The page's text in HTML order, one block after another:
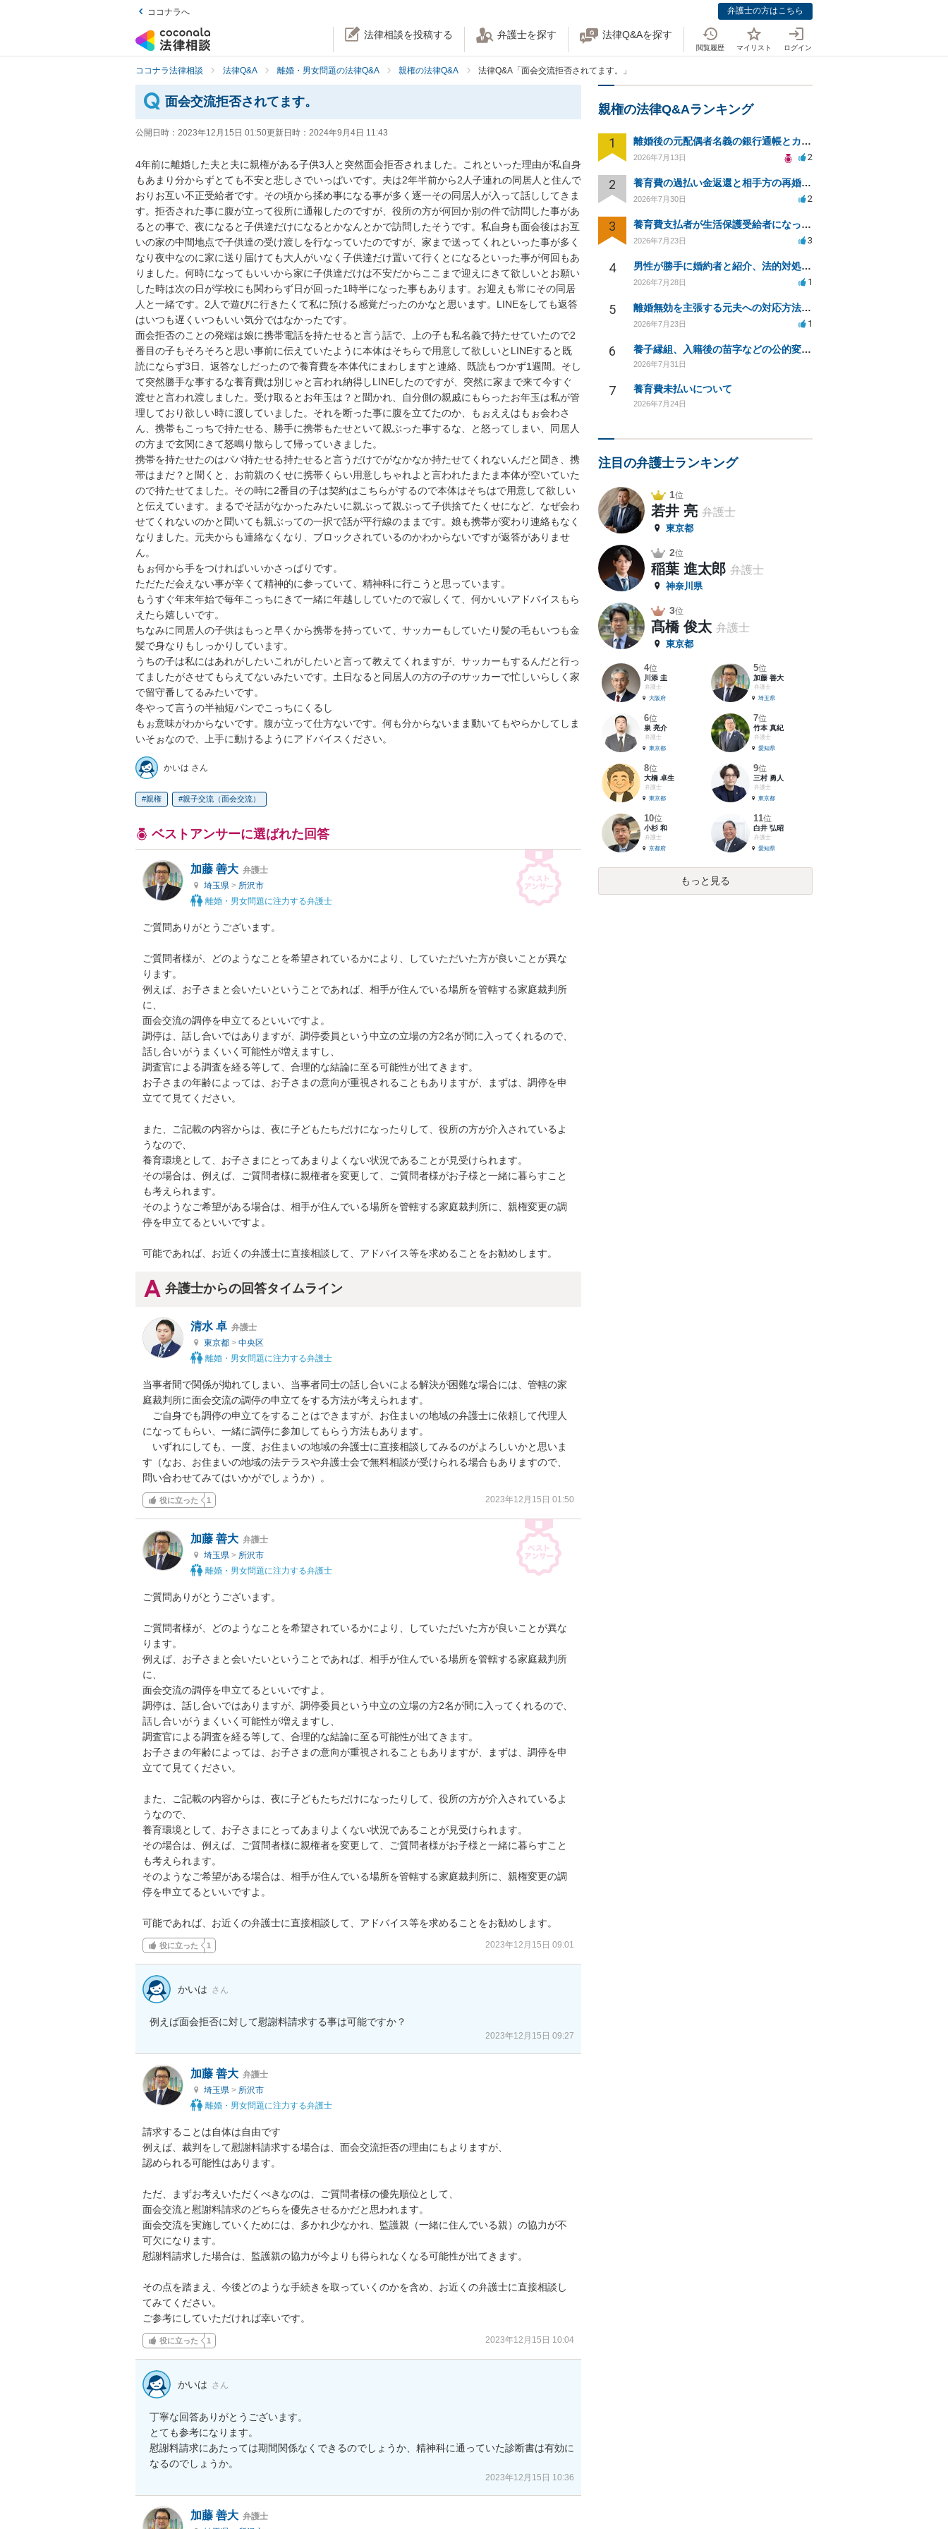
ココナラへ 弁護士の方はこちら
法律相談を投稿する 弁護士を探す 法律Q&Aを探す
閲覧履歴 マイリスト ログイン
ココナラ法律相談 法律Q&A 離婚・男女問題の法律Q&A 親権の法律Q&A 法律Q&A「面会交流拒否されてます。」
面会交流拒否されてます。
公開日時： 2023年12月15日 01:50更新日時： 2024年9月4日 11:43
4年前に離婚した夫と夫に親権がある子供3人と突然面会拒否されました。これといった理由が私自身
もあまり分からずとても不安と悲しさでいっぱいです。夫は2年半前から2人子連れの同居人と住んで
おりお互い不正受給者です。その頃から揉め事になる事が多く逐一その同居人が入って話ししてきま
す。拒否された事に腹が立って役所に通報したのですが、役所の方が何回か別の件で訪問した事があ
るとの事で、夜になると子供達だけになるとかなんとかで訪問したそうです。私自身も面会後はお互
いの家の中間地点で子供達の受け渡しを行なっていたのですが、家まで送ってくれといった事が多く
なり夜中なのに家に送り届けても大人がいなく子供達だけ置いて行くとになるといった事が何回もあ
りました。何時になってもいいから家に子供達だけは不安だからここまで迎えにきて欲しいとお願い
した時は次の日が学校にも関わらず日が回った1時半になった事もあります。お迎えも常にその同居
人と一緒です。2人で遊びに行きたくて私に預ける感覚だったのかなと思います。LINEをしても返答
はいつも遅くいつもいい気分ではなかったです。
面会拒否のことの発端は娘に携帯電話を持たせると言う話で、上の子も私名義で持たせていたので2
番目の子もそろそろと思い事前に伝えていたように本体はそちらで用意して欲しいとLINEすると既
読にならず3日、返答なしだったので養育費を本体代にまわしますと連絡、既読もつかず1週間。そし
て突然勝手な事するな養育費は別じゃと言われ納得しLINEしたのですが、突然に家まで来て今すぐ
渡せと言われ渡しました。受け取るとお年玉は？と聞かれ、自分側の親戚にもらったお年玉は私が管
理しており欲しい時に渡していました。それを断った事に腹を立てたのか、もぉええはもぉ会わさ
ん、携帯もこっちで持たせる、勝手に携帯もたせといて親ぶった事するな、と怒ってしまい、同居人
の方まで玄関にきて怒鳴り散らして帰っていきました。
携帯を持たせたのはパパ持たせる持たせると言うだけでがなかなか持たせてくれないんだと聞き、携
帯はまだ？と聞くと、お前親のくせに携帯くらい用意しちゃれよと言われたまたま本体が空いていた
ので持たせてました。その時に2番目の子は契約はこちらがするので本体はそちはで用意して欲しい
と伝えています。まるでそ話がなかったみたいに親ぶって親ぶって子供捨てたくせになど、なぜ会わ
せてくれないのかと聞いても親ぶっての一択で話が平行線のままです。娘も携帯が変わり連絡もなく
なりました。元夫からも連絡なくなり、ブロックされているのかわからないですが返答がありませ
ん。
もぉ何から手をつければいいかさっぱりです。
ただただ会えない事が辛くて精神的に参っていて、精神科に行こうと思っています。
もうすぐ年末年始で毎年こっちにきて一緒に年越ししていたので寂しくて、何かいいアドバイスもら
えたら嬉しいです。
ちなみに同居人の子供はもっと早くから携帯を持っていて、サッカーもしていたり髪の毛もいつも金
髪で身なりもしっかりしています。
うちの子は私にはあれがしたいこれがしたいと言って教えてくれますが、サッカーもするんだと行っ
てましたがさせてもらえてないみたいです。土日なると同居人の方の子のサッカーで忙しいらしく家
で留守番してるみたいです。
冬やって言うの半袖短パンでこっちにくるし
もぉ意味がわからないです。腹が立って仕方ないです。何も分からないまま動いてもやらかしてしま
いそぉなので、上手に動けるようにアドバイスください。
かいは さん
親権 親子交流（面会交流）
ベストアンサーに選ばれた回答
加藤 善大 弁護士
埼玉県 > 所沢市
離婚・男女問題に注力する弁護士
ご質問ありがとうございます。
ご質問者様が、どのようなことを希望されているかにより、していただいた方が良いことが異な
ります。
例えば、お子さまと会いたいということであれば、相手が住んでいる場所を管轄する家庭裁判所
に、
面会交流の調停を申立てるといいですよ。
調停は、話し合いではありますが、調停委員という中立の立場の方2名が間に入ってくれるので、
話し合いがうまくいく可能性が増えますし、
調査官による調査を経る等して、合理的な結論に至る可能性が出てきます。
お子さまの年齢によっては、お子さまの意向が重視されることもありますが、まずは、調停を申
立てて見てください。
また、ご記載の内容からは、夜に子どもたちだけになったりして、役所の方が介入されているよ
うなので、
養育環境として、お子さまにとってあまりよくない状況であることが見受けられます。
その場合は、例えば、ご質問者様に親権者を変更して、ご質問者様がお子様と一緒に暮らすこと
も考えられます。
そのようなご希望がある場合は、相手が住んでいる場所を管轄する家庭裁判所に、親権変更の調
停を申立てるといいですよ。
可能であれば、お近くの弁護士に直接相談して、アドバイス等を求めることをお勧めします。
弁護士からの回答タイムライン
清水 卓 弁護士
東京都 > 中央区
離婚・男女問題に注力する弁護士
当事者間で関係が拗れてしまい、当事者同士の話し合いによる解決が困難な場合には、管轄の家
庭裁判所に面会交流の調停の申立てをする方法が考えられます。
ご自身でも調停の申立てをすることはできますが、お住まいの地域の弁護士に依頼して代理人
になってもらい、一緒に調停に参加してもらう方法もあります。
いずれにしても、一度、お住まいの地域の弁護士に直接相談してみるのがよろしいかと思いま
す（なお、お住まいの地域の法テラスや弁護士会で無料相談が受けられる場合もありますので、
問い合わせてみてはいかがでしょうか）。
役に立った 1 2023年12月15日 01:50
加藤 善大 弁護士
埼玉県 > 所沢市
離婚・男女問題に注力する弁護士
ご質問ありがとうございます。
ご質問者様が、どのようなことを希望されているかにより、していただいた方が良いことが異な
ります。
例えば、お子さまと会いたいということであれば、相手が住んでいる場所を管轄する家庭裁判所
に、
面会交流の調停を申立てるといいですよ。
調停は、話し合いではありますが、調停委員という中立の立場の方2名が間に入ってくれるので、
話し合いがうまくいく可能性が増えますし、
調査官による調査を経る等して、合理的な結論に至る可能性が出てきます。
お子さまの年齢によっては、お子さまの意向が重視されることもありますが、まずは、調停を申
立てて見てください。
また、ご記載の内容からは、夜に子どもたちだけになったりして、役所の方が介入されているよ
うなので、
養育環境として、お子さまにとってあまりよくない状況であることが見受けられます。
その場合は、例えば、ご質問者様に親権者を変更して、ご質問者様がお子様と一緒に暮らすこと
も考えられます。
そのようなご希望がある場合は、相手が住んでいる場所を管轄する家庭裁判所に、親権変更の調
停を申立てるといいですよ。
可能であれば、お近くの弁護士に直接相談して、アドバイス等を求めることをお勧めします。
役に立った 1 2023年12月15日 09:01
かいは さん
例えば面会拒否に対して慰謝料請求する事は可能ですか？
2023年12月15日 09:27
加藤 善大 弁護士
埼玉県 > 所沢市
離婚・男女問題に注力する弁護士
請求することは自体は自由です
例えば、裁判をして慰謝料請求する場合は、面会交流拒否の理由にもよりますが、
認められる可能性はあります。
ただ、まずお考えいただくべきなのは、ご質問者様の優先順位として、
面会交流と慰謝料請求のどちらを優先させるかだと思われます。
面会交流を実施していくためには、多かれ少なかれ、監護親（一緒に住んでいる親）の協力が不
可欠になります。
慰謝料請求した場合は、監護親の協力が今よりも得られなくなる可能性が出てきます。
その点を踏まえ、今後どのような手続きを取っていくのかを含め、お近くの弁護士に直接相談し
てみてください。
ご参考にしていただければ幸いです。
役に立った 1 2023年12月15日 10:04
かいは さん
丁寧な回答ありがとうございます。
とても参考になります。
慰謝料請求にあたっては期間関係なくできるのでしょうか、精神科に通っていた診断書は有効に
なるのでしょうか。
2023年12月15日 10:36
加藤 善大 弁護士
親権の法律Q&Aランキング
1 離婚後の元配偶者名義の銀行通帳とカードの処分方法について
2026年7月13日 2
2 養育費の過払い金返還と相手方の再婚に関する相談
2026年7月30日 2
3 養育費支払者が生活保護受給者になった場合の支払い可否
2026年7月23日 3
4 男性が勝手に婚約者と紹介、法的対処は可能ですか？
2026年7月28日 1
5 離婚無効を主張する元夫への対応方法と注意点
2026年7月23日 1
6 養子縁組、入籍後の苗字などの公的変更手続きについて。
2026年7月31日
7 養育費未払いについて
2026年7月24日
注目の弁護士ランキング
1位
若井 亮 弁護士
東京都
2位
稲葉 進太郎 弁護士
神奈川県
3位
髙橋 俊太 弁護士
東京都
4位
川添 圭
弁護士
大阪府
5位
加藤 善大
弁護士
埼玉県
6位
泉 亮介
弁護士
東京都
7位
竹本 真紀
弁護士
愛知県
8位
大橋 卓生
弁護士
東京都
9位
三村 勇人
弁護士
東京都
10位
小杉 和
弁護士
京都府
11位
白井 弘昭
弁護士
愛知県
もっと見る